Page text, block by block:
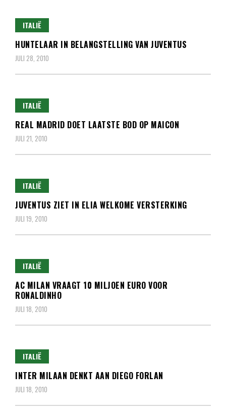
ITALIË
HUNTELAAR IN BELANGSTELLING VAN JUVENTUS
JULI 28, 2010
ITALIË
REAL MADRID DOET LAATSTE BOD OP MAICON
JULI 21, 2010
ITALIË
JUVENTUS ZIET IN ELIA WELKOME VERSTERKING
JULI 19, 2010
ITALIË
AC MILAN VRAAGT 10 MILJOEN EURO VOOR
RONALDINHO
JULI 18, 2010
ITALIË
INTER MILAAN DENKT AAN DIEGO FORLAN
JULI 18, 2010